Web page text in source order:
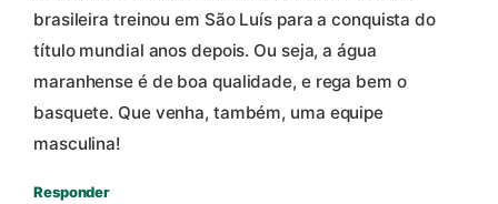
brasileira treinou em São Luís para a conquista do
título mundial anos depois. Ou seja, a água
maranhense é de boa qualidade, e rega bem o
basquete. Que venha, também, uma equipe
masculina!
Responder